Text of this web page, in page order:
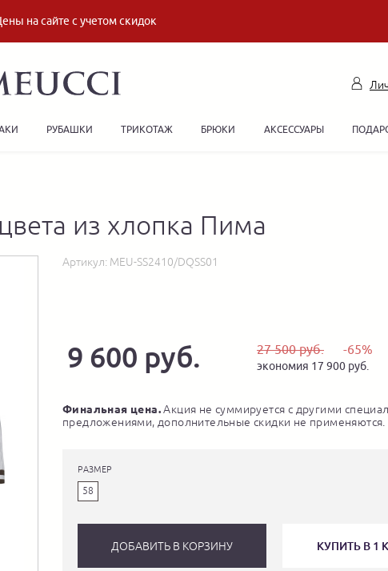
на сайте с учетом скидок
РУБАШКИ ТРИКОТАЖ БРЮКИ АКСЕССУАРЫ
из хлопка Пима
Артикул: MEU-SS2410/DQSS01
9 600 руб. 27 500 руб. -65%
экономия 17 900 руб.
Финальная цена.Акция не суммируется с другими
предложениями, дополнительные скидки не применяются.
РАЗМЕР
58
ДОБАВИТЬ В КОРЗИНУ КУПИТЬ В 1